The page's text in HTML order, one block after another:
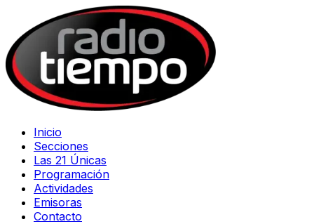
Inicio
Secciones
Las 21 Únicas
Programación
Actividades
Emisoras
Contacto